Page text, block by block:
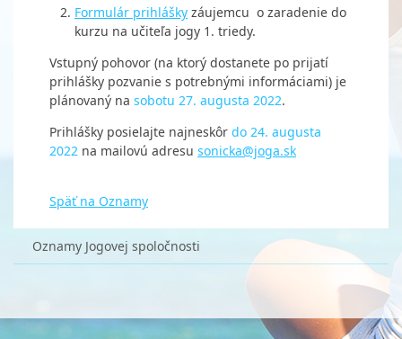
Formulár prihlášky záujemcu o zaradenie do
kurzu na učiteľa jogy 1. triedy.
Vstupný pohovor (na ktorý dostanete po prijatí
prihlášky pozvanie s potrebnými informáciami) je
plánovaný na sobotu 27. augusta 2022.
Prihlášky posielajte najneskôr do 24. augusta
2022 na mailovú adresu sonicka@joga.sk
Späť na Oznamy
Oznamy Jogovej spoločnosti